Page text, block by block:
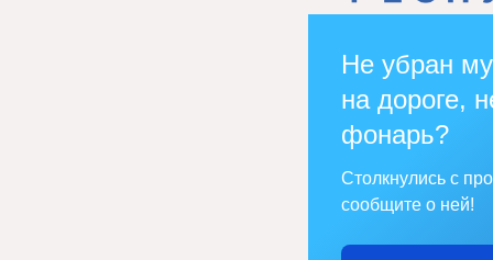
Не убран
на дороге,
фонарь?
Столкнулись с
сообщите о ней!